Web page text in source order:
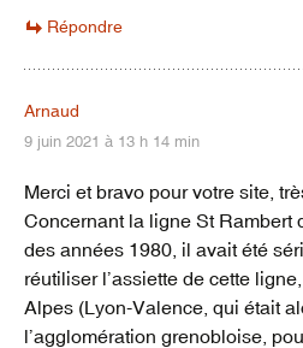
Répondre
Arnaud
9 juin 2021 à 13 h 14 min
Merci et bravo pour votre site,
Concernant la ligne St Rambert
des années 1980, il avait été
réutiliser l’assiette de cette
Alpes (Lyon-Valence, qui était
l’agglomération grenobloise,